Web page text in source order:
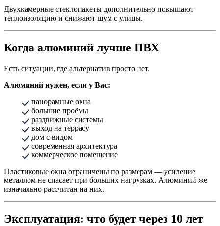
Двухкамерные стеклопакеты дополнительно повышают
теплоизоляцию и снижают шум с улицы.
Когда алюминий лучше ПВХ
Есть ситуации, где альтернатив просто нет.
Алюминий нужен, если у Вас:
панорамные окна
большие проёмы
раздвижные системы
выход на террасу
дом с видом
современная архитектура
коммерческое помещение
Пластиковые окна ограничены по размерам — усиление
металлом не спасает при больших нагрузках. Алюминий же
изначально рассчитан на них.
Эксплуатация: что будет через 10 лет